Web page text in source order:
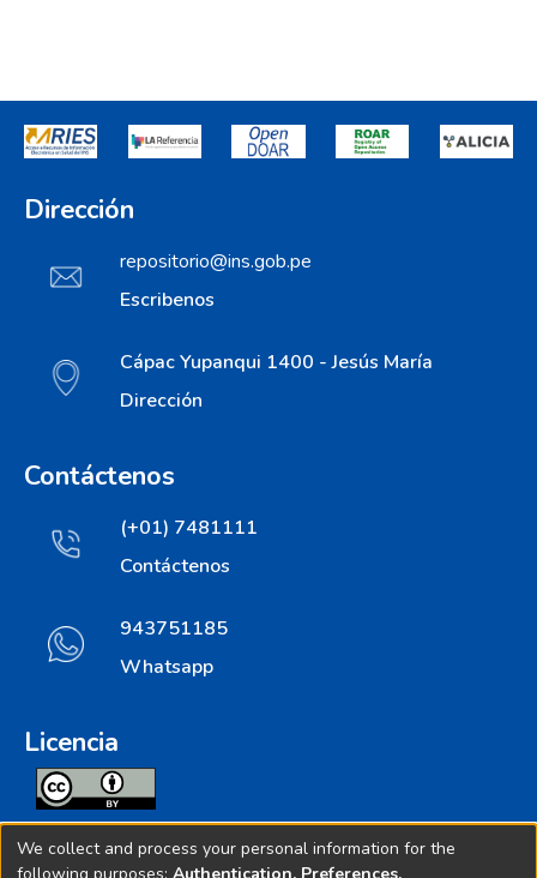
Dirección
repositorio@ins.gob.pe
Escribenos
Cápac Yupanqui 1400 - Jesús María
Dirección
Contáctenos
(+01) 7481111
Contáctenos
943751185
Whatsapp
Licencia
Todos los contenidos de repositorio.ins.gob.pe estan
licenciados bajo
We collect and process your personal information for the